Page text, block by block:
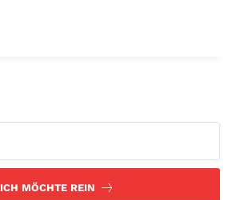
ICH MÖCHTE REIN